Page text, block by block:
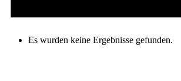
Es wurden keine Ergebnisse gefunden.